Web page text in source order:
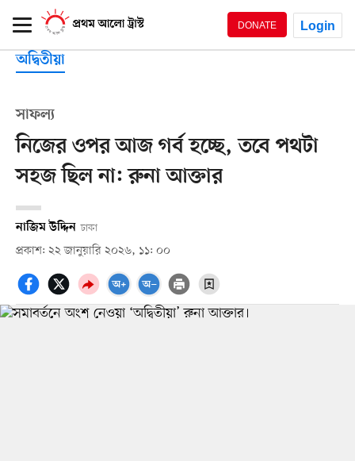
DONATE Login
অদ্বিতীয়া
সাফল্য
নিজের ওপর আজ গর্ব হচ্ছে, তবে পথটা
সহজ ছিল না: রুনা আক্তার
নাজিম উদ্দিন ঢাকা
প্রকাশ: ২২ জানুয়ারি ২০২৬, ১১: ০০